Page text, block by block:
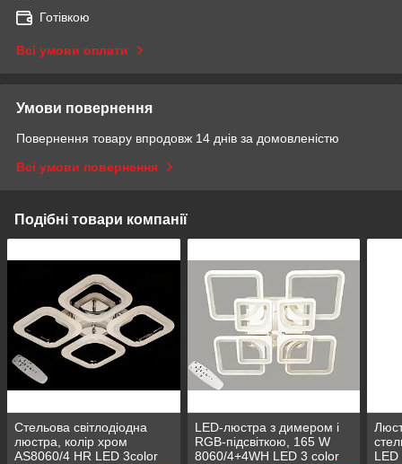
Готівкою
Всі умови оплати
Умови повернення
Повернення товару впродовж 14 днів за домовленістю
Всі умови повернення
Подібні товари компанії
Стельова світлодіодна
люстра, колір хром
AS8060/4 HR LED 3color
LED-люстра з димером і
RGB-підсвіткою, 165 W
8060/4+4WH LED 3 color